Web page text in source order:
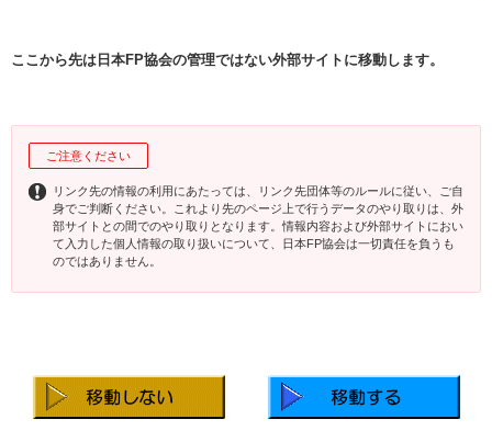
日本FP協会について
パーソナルファイナンス教育について
アクセス
お問い合わせ
法人・行政機関の方へ
ここから先は日本FP協会の管理ではない外部サイトに移動します。
ご注意ください
リンク先の情報の利用にあたっては、リンク先団体等のルールに従い、ご自
身でご判断ください。これより先のページ上で行うデータのやり取りは、外
部サイトとの間でのやり取りとなります。情報内容および外部サイトにおい
て入力した個人情報の取り扱いについて、日本FP協会は一切責任を負うも
のではありません。